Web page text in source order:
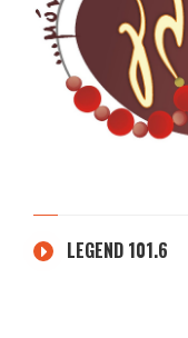
LEGEND 101.6